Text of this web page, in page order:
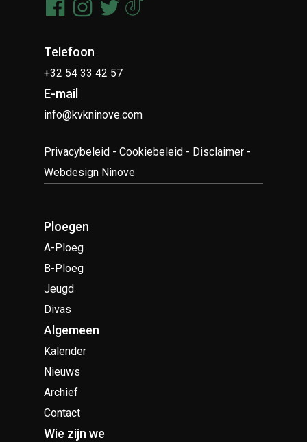
Telefoon
+32 54 33 42 57
E-mail
info@kvkninove.com
Privacybeleid -Cookiebeleid - Disclaimer -
Webdesign Ninove
Ploegen
A-Ploeg
B-Ploeg
Jeugd
Divas
Algemeen
Kalender
Nieuws
Archief
Contact
Wie zijn we